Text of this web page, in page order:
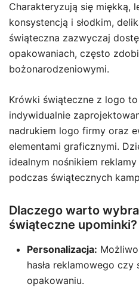
Charakteryzują się miękką,
konsystencją i słodkim,
świąteczna zazwyczaj
opakowaniach, często
bożonarodzeniowymi.
Krówki świąteczne z logo
indywidualnie
nadrukiem logo firmy oraz
elementami graficznymi.
idealnym nośnikiem
podczas świątecznych
Dlaczego warto
świąteczne upominki?
Personalizacja:
hasła reklamowego
opakowaniu.